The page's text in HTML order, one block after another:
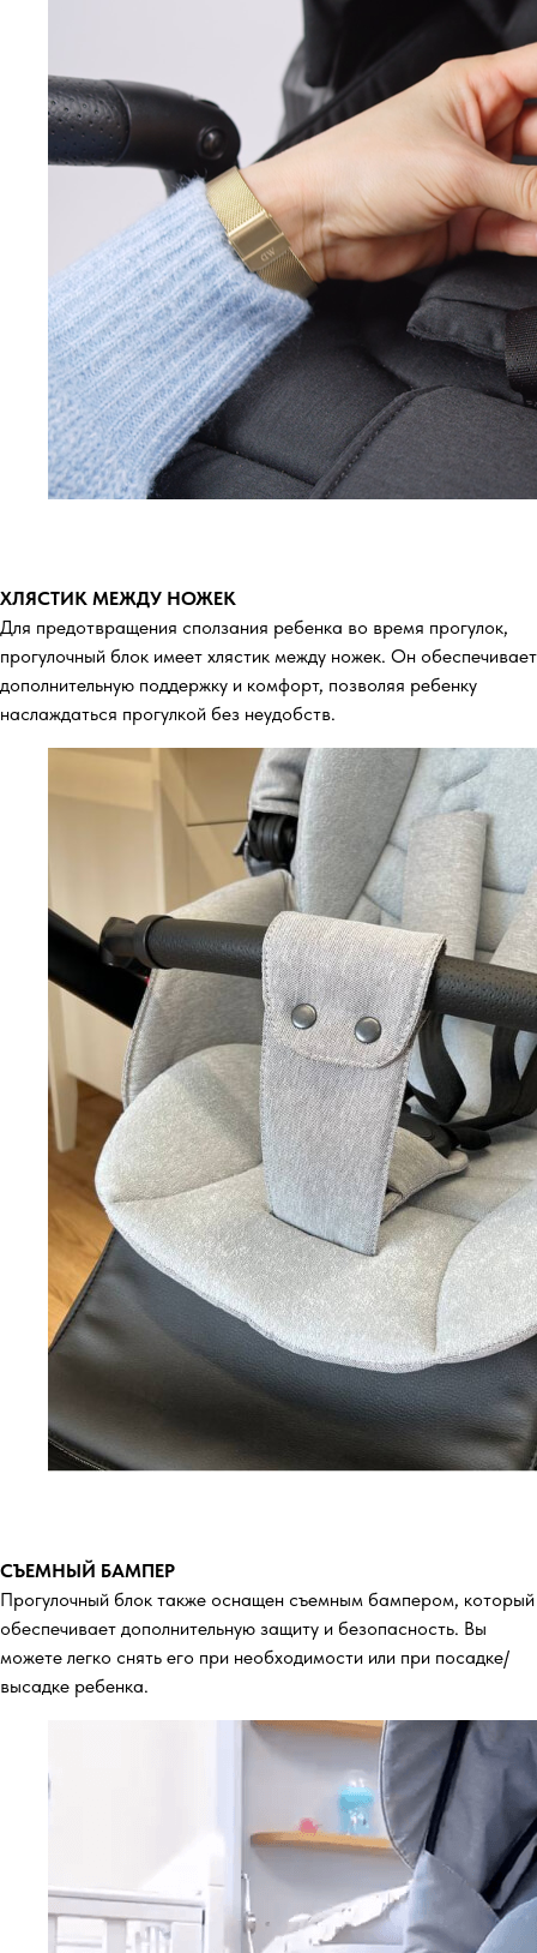
ХЛЯСТИК МЕЖДУ НОЖЕК
Для предотвращения сползания ребенка во время прогулок,
прогулочный блок имеет хлястик между ножек. Он обеспечивает
дополнительную поддержку и комфорт, позволяя ребенку
наслаждаться прогулкой без неудобств.
СЪЕМНЫЙ БАМПЕР
Прогулочный блок также оснащен съемным бампером, который
обеспечивает дополнительную защиту и безопасность. Вы
можете легко снять его при необходимости или при посадке/
высадке ребенка.